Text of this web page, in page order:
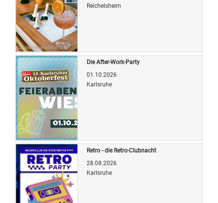
Quelle: Veranstalter
Reichelsheim
Quelle: Veranstalter
Die After-Work-Party
01.10.2026
Karlsruhe
Retro - die Retro-Clubnacht
28.08.2026
Karlsruhe